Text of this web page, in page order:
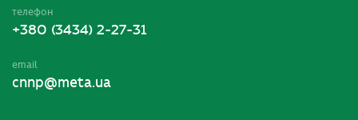
телефон
+380 (3434) 2-27-31
email
cnnp@meta.ua